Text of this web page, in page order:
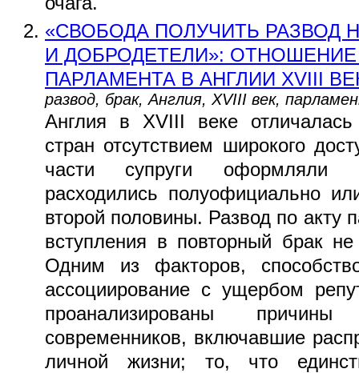
«СВОБОДА ПОЛУЧИТЬ РАЗВОД
И ДОБРОДЕТЕЛИ»: ОТНОШЕНИЕ
ПАРЛАМЕНТА В АНГЛИИ XVIII
развод, брак, Англия, XVIII век,
Англия в XVIII веке отличалась
стран отсутствием широкого
части супруги оформляли
расходились полуофициально
второй половины. Развод по акту
вступления в повторный брак
Одним из факторов,
ассоциирование с ущербом
проанализированы
современников, включавшие
личной жизни; то, что